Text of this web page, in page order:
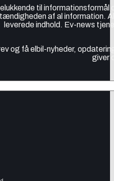
til
af al information.
leverede indhold. Ev-news
og få elbil-nyheder,
giver